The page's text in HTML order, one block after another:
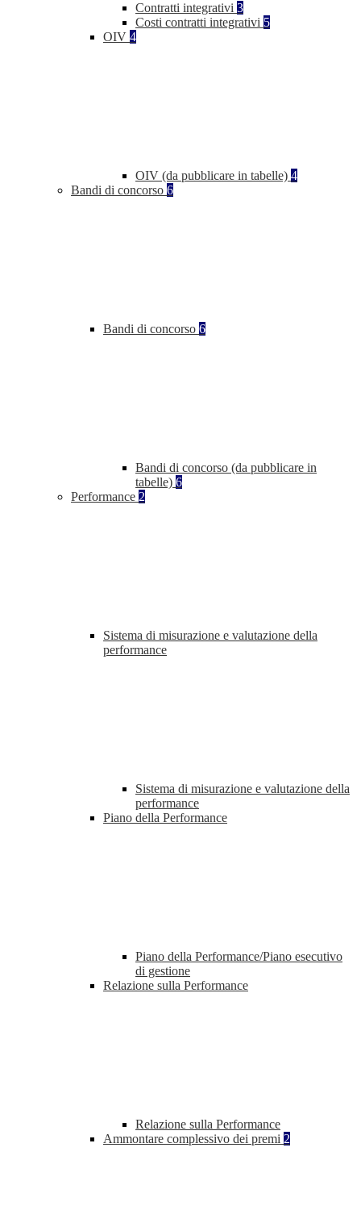
Contratti integrativi 3
Costi contratti integrativi 5
OIV 4
OIV (da pubblicare in tabelle) 4
Bandi di concorso 6
Bandi di concorso 6
Bandi di concorso (da pubblicare in
tabelle) 6
Performance 2
Sistema di misurazione e valutazione della
performance
Sistema di misurazione e valutazione della
performance
Piano della Performance
Piano della Performance/Piano esecutivo
di gestione
Relazione sulla Performance
Relazione sulla Performance
Ammontare complessivo dei premi 2